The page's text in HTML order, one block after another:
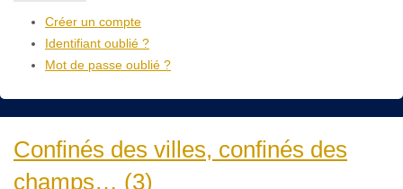
Créer un compte
Identifiant oublié ?
Mot de passe oublié ?
Confinés des villes, confinés des
champs… (3)